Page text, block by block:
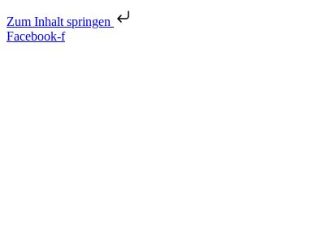
Zum Inhalt springen
Facebook-f